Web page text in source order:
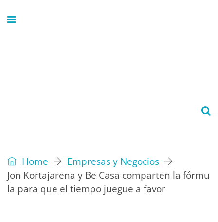
Home
Empresas y Negocios
Jon Kortajarena y Be Casa comparten la fórmu
la para que el tiempo juegue a favor